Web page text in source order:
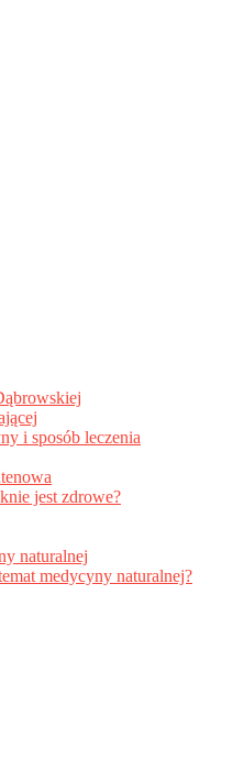
i sposób leczenia
jest zdrowe?
naturalnej
medycyny naturalnej?